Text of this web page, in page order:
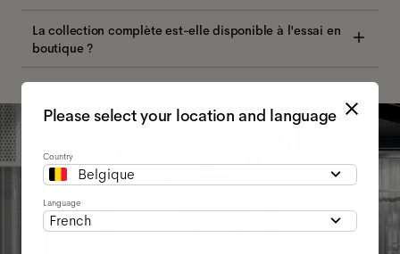
La collection complète est-elle disponible à l'essai en
boutique ?
Please select your location and language
Country
Belgique
Language
French